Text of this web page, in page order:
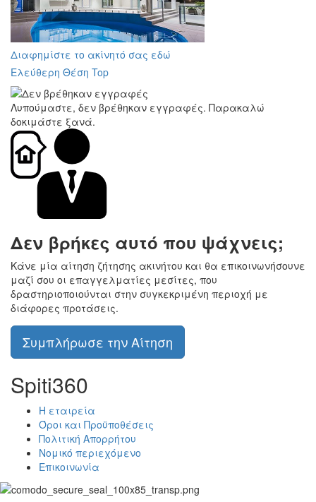
Διαφημίστε το ακίνητό σας εδώ
Ελεύθερη Θέση Top
Λυπούμαστε, δεν βρέθηκαν εγγραφές. Παρακαλώ
δοκιμάστε ξανά.
Δεν βρήκες αυτό που ψάχνεις;
Κάνε μία αίτηση ζήτησης ακινήτου και θα επικοινωνήσουνε
μαζί σου οι επαγγελματίες μεσίτες, που
δραστηριοποιούνται στην συγκεκριμένη περιοχή με
διάφορες προτάσεις.
Συμπλήρωσε την Αίτηση
Spiti360
Η εταιρεία
Όροι και Προϋποθέσεις
Πολιτική Απορρήτου
Νομικό περιεχόμενο
Επικοινωνία